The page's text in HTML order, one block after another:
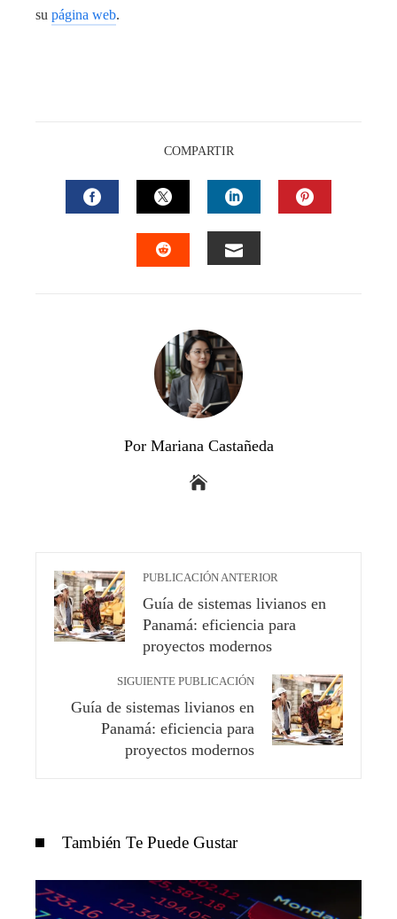
su página web.
COMPARTIR
FACEBOOKTWITTERLINKEDIN
Por Mariana Castañeda
PUBLICACIÓN ANTERIOR
Guía de sistemas livianos en
Panamá: eficiencia para
proyectos modernos
SIGUIENTE PUBLICACIÓN
Guía de sistemas livianos en
Panamá: eficiencia para
proyectos modernos
También Te Puede Gustar